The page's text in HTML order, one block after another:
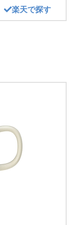
楽天で探す